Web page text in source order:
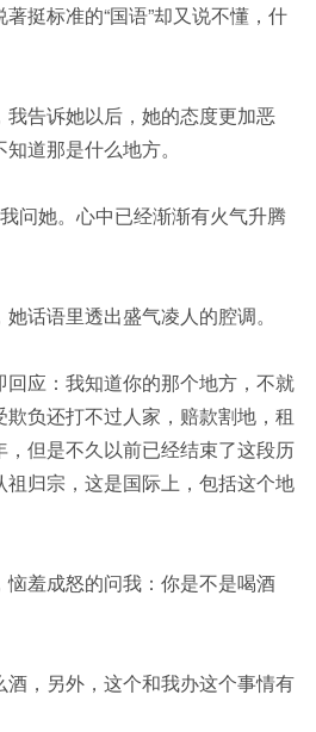
挺标准的“国语”却又说不懂，什
告诉她以后，她的态度更加恶
道那是什么地方。
她。心中已经渐渐有火气升腾
语里透出盛气凌人的腔调。
应：我知道你的那个地方，不就
负还打不过人家，赔款割地，租
但是不久以前已经结束了这段历
祖归宗，这是国际上，包括这个地
羞成怒的问我：你是不是喝酒
，另外，这个和我办这个事情有